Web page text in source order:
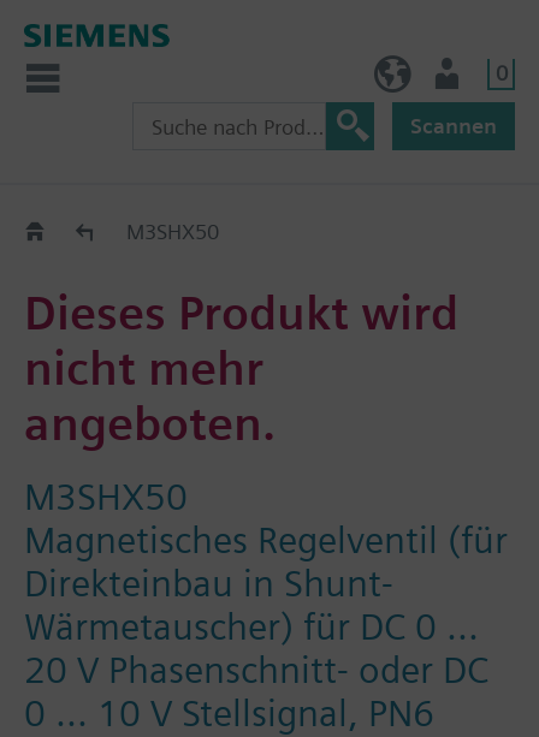
0
Scannen
Old2NewM3SHX50
Dieses Produkt wird
nicht mehr
angeboten.
M3SHX50
Magnetisches Regelventil (für
Direkteinbau in Shunt-
Wärmetauscher) für DC 0 ...
20 V Phasenschnitt- oder DC
0 ... 10 V Stellsignal, PN6